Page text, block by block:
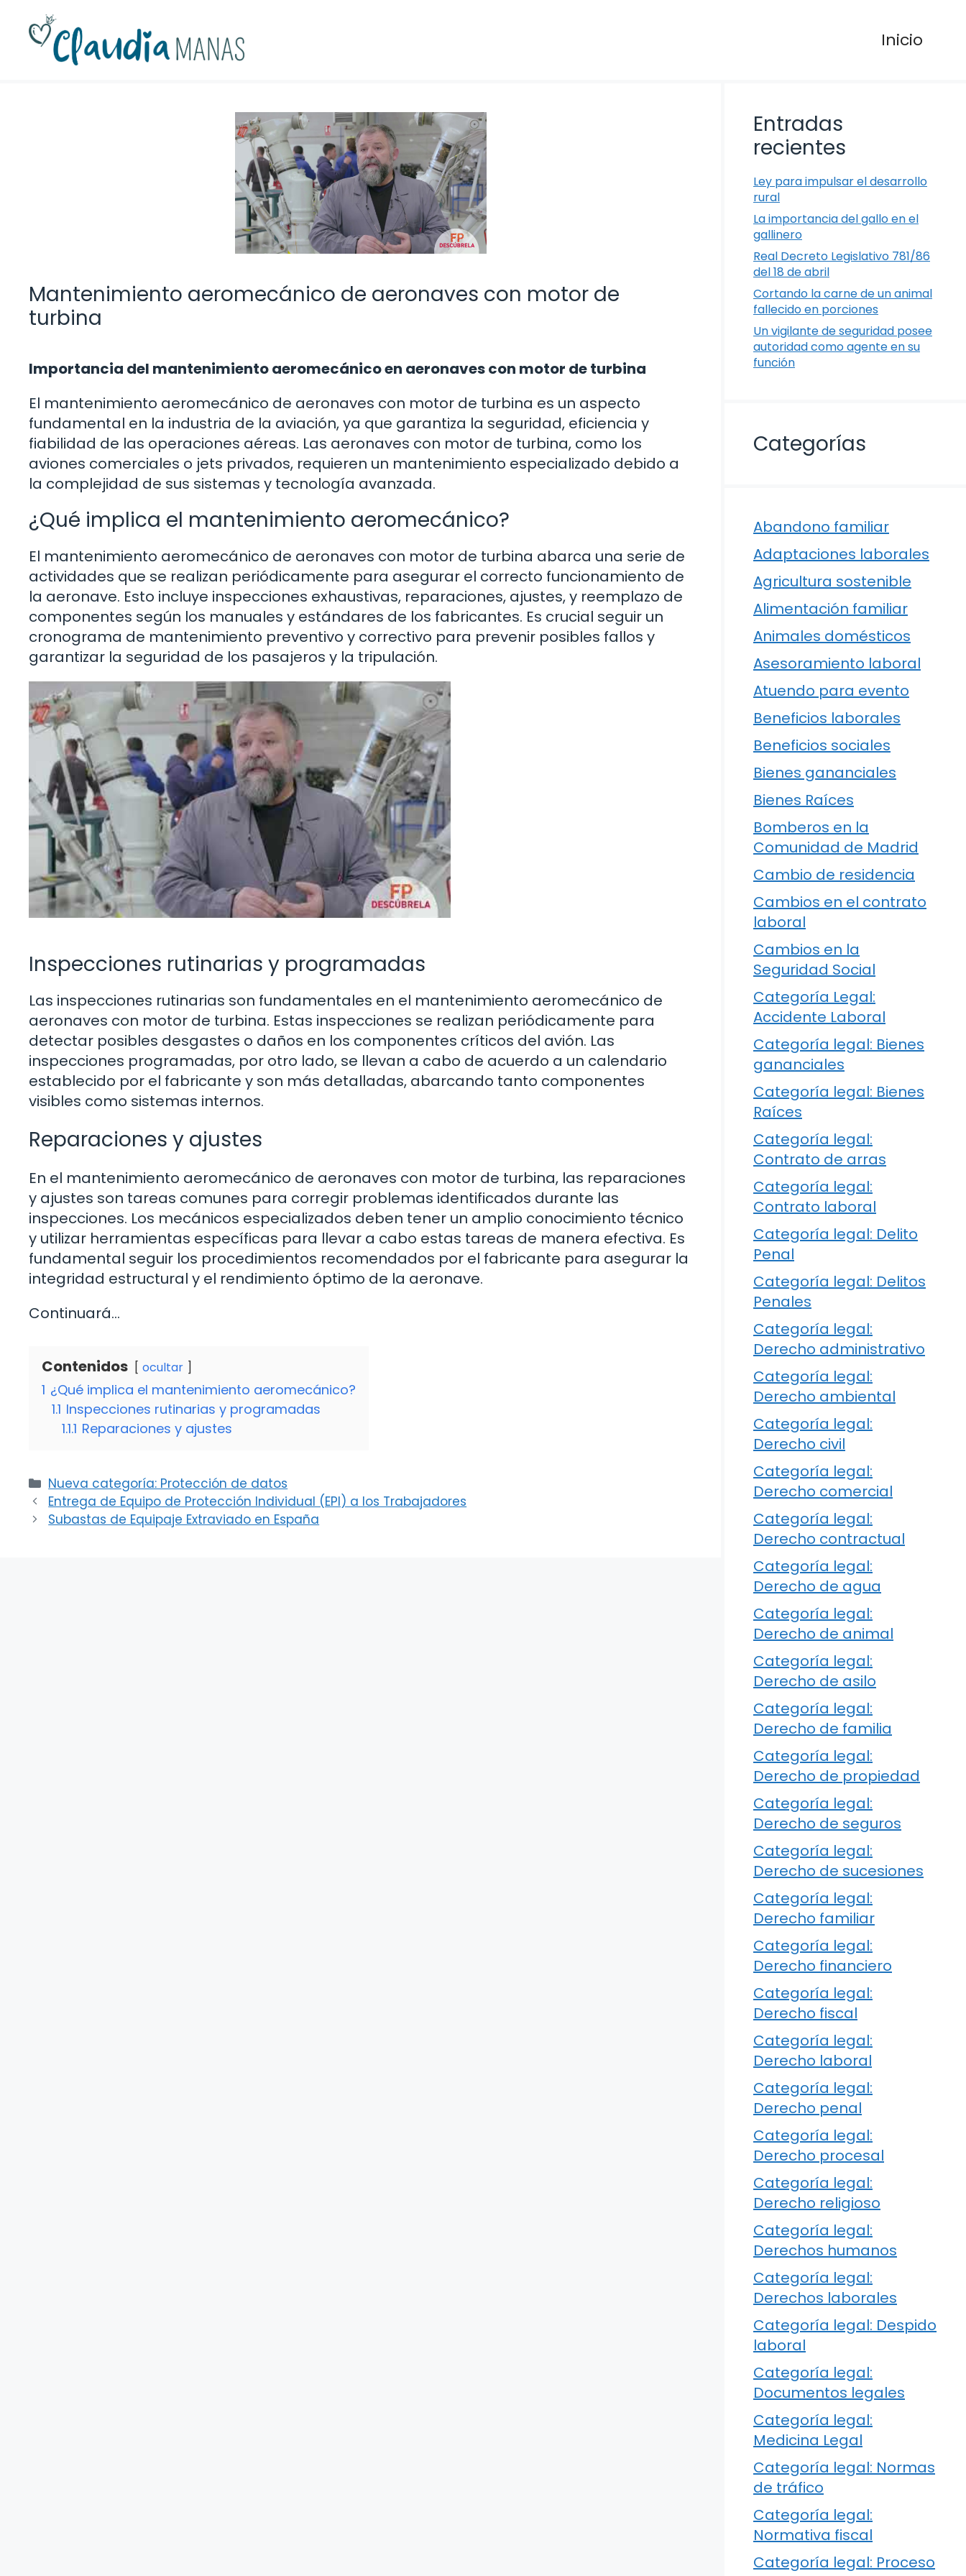
contenido
Inicio
Mantenimiento aeromecánico de aeronaves con motor de
turbina
Importancia del mantenimiento aeromecánico en aeronaves con motor de turbina
El mantenimiento aeromecánico de aeronaves con motor de turbina es un aspecto
fundamental en la industria de la aviación, ya que garantiza la seguridad, eficiencia y
fiabilidad de las operaciones aéreas. Las aeronaves con motor de turbina, como los
aviones comerciales o jets privados, requieren un mantenimiento especializado debido a
la complejidad de sus sistemas y tecnología avanzada.
¿Qué implica el mantenimiento aeromecánico?
El mantenimiento aeromecánico de aeronaves con motor de turbina abarca una serie de
actividades que se realizan periódicamente para asegurar el correcto funcionamiento de
la aeronave. Esto incluye inspecciones exhaustivas, reparaciones, ajustes, y reemplazo de
componentes según los manuales y estándares de los fabricantes. Es crucial seguir un
cronograma de mantenimiento preventivo y correctivo para prevenir posibles fallos y
garantizar la seguridad de los pasajeros y la tripulación.
Inspecciones rutinarias y programadas
Las inspecciones rutinarias son fundamentales en el mantenimiento aeromecánico de
aeronaves con motor de turbina. Estas inspecciones se realizan periódicamente para
detectar posibles desgastes o daños en los componentes críticos del avión. Las
inspecciones programadas, por otro lado, se llevan a cabo de acuerdo a un calendario
establecido por el fabricante y son más detalladas, abarcando tanto componentes
visibles como sistemas internos.
Reparaciones y ajustes
En el mantenimiento aeromecánico de aeronaves con motor de turbina, las reparaciones
y ajustes son tareas comunes para corregir problemas identificados durante las
inspecciones. Los mecánicos especializados deben tener un amplio conocimiento técnico
y utilizar herramientas específicas para llevar a cabo estas tareas de manera efectiva. Es
fundamental seguir los procedimientos recomendados por el fabricante para asegurar la
integridad estructural y el rendimiento óptimo de la aeronave.
Continuará…
Contenidos ocultar
1 ¿Qué implica el mantenimiento aeromecánico?
1.1 Inspecciones rutinarias y programadas
1.1.1 Reparaciones y ajustes
Categorías
Nueva categoría: Protección de datos
Entrega de Equipo de Protección Individual (EPI) a los Trabajadores
Subastas de Equipaje Extraviado en España
Entradas
recientes
Ley para impulsar el desarrollo
rural
La importancia del gallo en el
gallinero
Real Decreto Legislativo 781/86
del 18 de abril
Cortando la carne de un animal
fallecido en porciones
Un vigilante de seguridad posee
autoridad como agente en su
función
Categorías
Abandono familiar
Adaptaciones laborales
Agricultura sostenible
Alimentación familiar
Animales domésticos
Asesoramiento laboral
Atuendo para evento
Beneficios laborales
Beneficios sociales
Bienes gananciales
Bienes Raíces
Bomberos en la
Comunidad de Madrid
Cambio de residencia
Cambios en el contrato
laboral
Cambios en la
Seguridad Social
Categoría Legal:
Accidente Laboral
Categoría legal: Bienes
gananciales
Categoría legal: Bienes
Raíces
Categoría legal:
Contrato de arras
Categoría legal:
Contrato laboral
Categoría legal: Delito
Penal
Categoría legal: Delitos
Penales
Categoría legal:
Derecho administrativo
Categoría legal:
Derecho ambiental
Categoría legal:
Derecho civil
Categoría legal:
Derecho comercial
Categoría legal:
Derecho contractual
Categoría legal:
Derecho de agua
Categoría legal:
Derecho de animal
Categoría legal:
Derecho de asilo
Categoría legal:
Derecho de familia
Categoría legal:
Derecho de propiedad
Categoría legal:
Derecho de seguros
Categoría legal:
Derecho de sucesiones
Categoría legal:
Derecho familiar
Categoría legal:
Derecho financiero
Categoría legal:
Derecho fiscal
Categoría legal:
Derecho laboral
Categoría legal:
Derecho penal
Categoría legal:
Derecho procesal
Categoría legal:
Derecho religioso
Categoría legal:
Derechos humanos
Categoría legal:
Derechos laborales
Categoría legal: Despido
laboral
Categoría legal:
Documentos legales
Categoría legal:
Medicina Legal
Categoría legal: Normas
de tráfico
Categoría legal:
Normativa fiscal
Categoría legal: Proceso